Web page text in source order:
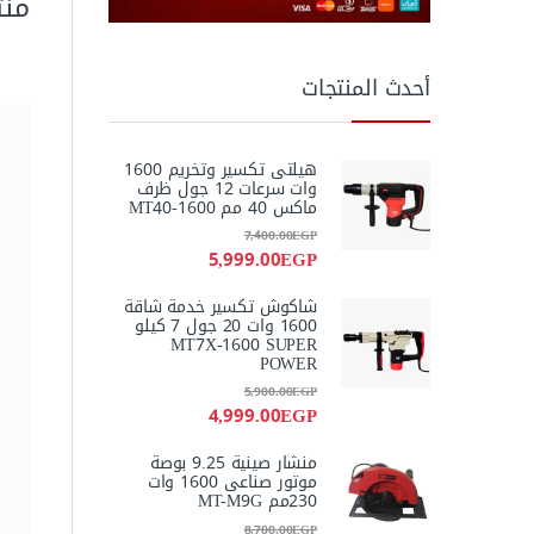
أحدث المنتجات
هيلتى تكسير وتخريم 1600
وات سرعات 12 جول ظرف
ماكس 40 مم MT40-1600
5,999.00EGP
7,400.00EGP
شاكوش تكسير خدمة شاقة
1600 وات 20 جول 7 كيلو
MT7X-1600 SUPER
POWER
4,999.00EGP
5,900.00EGP
منشار صينية 9.25 بوصة
موتور صناعى 1600 وات
230مم MT-M9G
8,700.00EGP